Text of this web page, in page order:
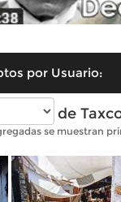
por Usuario:
de
se muestran